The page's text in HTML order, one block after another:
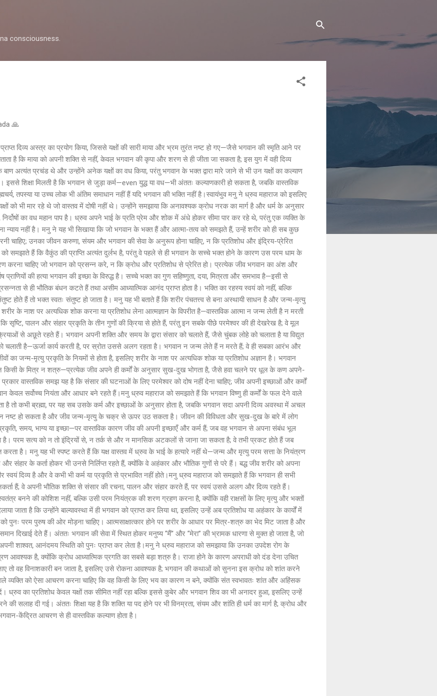
consciousness.
🙏
दिव्य अस्त्र का प्रयोग किया, जिससे यक्षों की सारी माया और भ्रम तुरंत नष्ट हो गए—जैसे भगवान की स्मृति आने पर
है कि माया को अपनी शक्ति से नहीं, केवल भगवान की कृपा और शरण से ही जीता जा सकता है; इस युग में वही दिव्य
अत्यंत प्रचंड थे और उन्होंने अनेक यक्षों का वध किया, परंतु भगवान के भक्त द्वारा मारे जाने से भी उन यक्षों का कल्याण
शिक्षा मिलती है कि भगवान से जुड़ा कर्म—even युद्ध या वध—भी अंततः कल्याणकारी हो सकता है, जबकि वास्तविक
तपस्या या उच्च लोक भी अंतिम समाधान नहीं हैं यदि भगवान की भक्ति नहीं है।स्वायंभुव मनु ने ध्रुव महाराज को इसलिए
को भी मार रहे थे जो वास्तव में दोषी नहीं थे। उन्होंने समझाया कि अनावश्यक क्रोध नरक का मार्ग है और धर्म के अनुसार
का वध महान पाप है। ध्रुव अपने भाई के प्रति प्रेम और शोक में अंधे होकर सीमा पार कर रहे थे, परंतु एक व्यक्ति के
न्याय नहीं है। मनु ने यह भी सिखाया कि जो भगवान के भक्त हैं और आत्मा-तत्व को समझते हैं, उन्हें शरीर को ही सब कुछ
चाहिए; उनका जीवन करुणा, संयम और भगवान की सेवा के अनुरूप होना चाहिए, न कि प्रतिशोध और इंद्रिय-प्रेरित
समझाते हैं कि वैकुंठ की प्राप्ति अत्यंत दुर्लभ है, परंतु वे पहले से ही भगवान के सच्चे भक्त होने के कारण उस परम धाम के
करना चाहिए जो भगवान को प्रसन्न करे, न कि क्रोध और प्रतिशोध से प्रेरित हो। प्रत्येक जीव भगवान का अंश और
प्राणियों की हत्या भगवान की इच्छा के विरुद्ध है। सच्चे भक्त का गुण सहिष्णुता, दया, मित्रता और समभाव है—इसी से
से ही भौतिक बंधन कटते हैं तथा असीम आध्यात्मिक आनंद प्राप्त होता है। भक्ति का रहस्य स्वयं को नहीं, बल्कि
होते हैं तो भक्त स्वतः संतुष्ट हो जाता है। मनु यह भी बताते हैं कि शरीर पंचतत्त्व से बना अस्थायी साधन है और जन्म-मृत्यु
के नाश पर अत्यधिक शोक करना या प्रतिशोध लेना आत्मज्ञान के विपरीत है—वास्तविक आत्मा न जन्म लेती है न मरती
सृष्टि, पालन और संहार प्रकृति के तीन गुणों की क्रिया से होते हैं, परंतु इन सबके पीछे परमेश्वर की ही देखरेख है; वे मूल
से अछूते रहते हैं। भगवान अपनी शक्ति और समय के द्वारा संसार को चलाते हैं, जैसे चुंबक लोहे को चलाता है या विद्युत
है—ऊर्जा कार्य करती है, पर स्रोत उससे अलग रहता है। भगवान न जन्म लेते हैं न मरते हैं; वे ही सबका आरंभ और
का जन्म-मृत्यु प्रकृति के नियमों से होता है, इसलिए शरीर के नाश पर अत्यधिक शोक या प्रतिशोध अज्ञान है। भगवान
के मित्र न शत्रु—प्रत्येक जीव अपने ही कर्मों के अनुसार सुख-दुख भोगता है, जैसे हवा चलने पर धूल के कण अपने-
वास्तविक समझ यह है कि संसार की घटनाओं के लिए परमेश्वर को दोष नहीं देना चाहिए; जीव अपनी इच्छाओं और कर्मों
केवल सर्वोच्च नियंता और आधार बने रहते हैं।मनु ध्रुव महाराज को समझाते हैं कि भगवान विष्णु ही कर्मों के फल देने वाले
है तो कभी ब्रह्मा, पर यह सब उसके कर्म और इच्छाओं के अनुसार होता है, जबकि भगवान सदा अपनी दिव्य अवस्था में अचल
नष्ट हो सकता है और जीव जन्म-मृत्यु के चक्र से ऊपर उठ सकता है। जीवन की विविधता और सुख-दुख के बारे में लोग
समय, भाग्य या इच्छा—पर वास्तविक कारण जीव की अपनी इच्छाएँ और कर्म हैं; जब वह भगवान से अपना संबंध भूल
है। परम सत्य को न तो इंद्रियों से, न तर्क से और न मानसिक अटकलों से जाना जा सकता है; वे तभी प्रकट होते हैं जब
करता है। मनु यह भी स्पष्ट करते हैं कि यक्ष वास्तव में ध्रुव के भाई के हत्यारे नहीं थे—जन्म और मृत्यु परम सत्ता के नियंत्रण
संहार के कर्ता होकर भी उनसे निर्लिप्त रहते हैं, क्योंकि वे अहंकार और भौतिक गुणों से परे हैं। बद्ध जीव शरीर को अपना
स्वयं दिव्य है और वे कभी भी कर्म या प्रकृति से प्रभावित नहीं होते।मनु ध्रुव महाराज को समझाते हैं कि भगवान ही सभी
हैं; वे अपनी भौतिक शक्ति से संसार की रचना, पालन और संहार करते हैं, पर स्वयं उससे अलग और दिव्य रहते हैं।
बनने की कोशिश नहीं, बल्कि उसी परम नियंत्रक की शरण ग्रहण करना है, क्योंकि वही राक्षसों के लिए मृत्यु और भक्तों
जाता है कि उन्होंने बाल्यावस्था में ही भगवान को प्राप्त कर लिया था, इसलिए उन्हें अब प्रतिशोध या अहंकार के कार्यों में
को पुनः परम पुरुष की ओर मोड़ना चाहिए। आत्मसाक्षात्कार होने पर शरीर के आधार पर मित्र-शत्रु का भेद मिट जाता है और
दिखाई देते हैं। अंततः भगवान की सेवा में स्थित होकर मनुष्य “मैं” और “मेरा” की भ्रामक धारणा से मुक्त हो जाता है, जो
शाश्वत, आनंदमय स्थिति को पुनः प्राप्त कर लेता है।मनु ने ध्रुव महाराज को समझाया कि उनका उपदेश रोग के
आवश्यक है, क्योंकि क्रोध आध्यात्मिक प्रगति का सबसे बड़ा शत्रु है। राजा होने के कारण अपराधी को दंड देना उचित
तो वह विनाशकारी बन जाता है, इसलिए उसे रोकना आवश्यक है; भगवान की कथाओं को सुनना इस क्रोध को शांत करने
व्यक्ति को ऐसा आचरण करना चाहिए कि वह किसी के लिए भय का कारण न बने, क्योंकि संत स्वभावतः शांत और अहिंसक
ध्रुव का प्रतिशोध केवल यक्षों तक सीमित नहीं रहा बल्कि इससे कुबेर और भगवान शिव का भी अनादर हुआ, इसलिए उन्हें
की सलाह दी गई। अंततः शिक्षा यह है कि शक्ति या पद होने पर भी विनम्रता, संयम और शांति ही धर्म का मार्ग है; क्रोध और
केंद्रित आचरण से ही वास्तविक कल्याण होता है।